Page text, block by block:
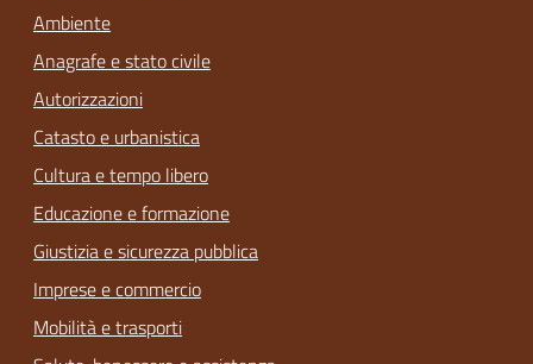
Ambiente
Anagrafe e stato civile
Autorizzazioni
Catasto e urbanistica
Cultura e tempo libero
Educazione e formazione
Giustizia e sicurezza pubblica
Imprese e commercio
Mobilità e trasporti